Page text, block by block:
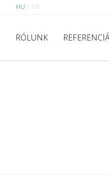
HU EN
RÓLUNK